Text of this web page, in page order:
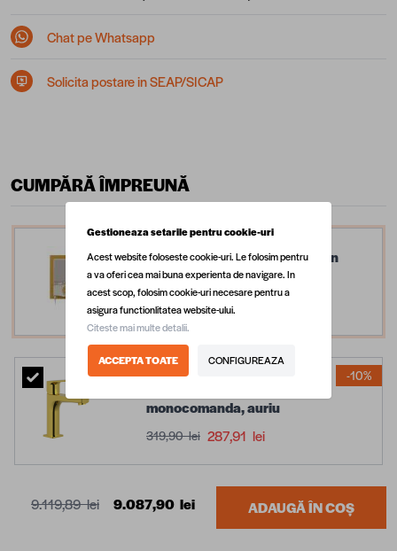
Chat pe Whatsapp
Solicita postare in SEAP/SICAP
CUMPĂRĂ ÎMPREUNĂ
Set mobilier baie Pierre Cardin
Louvre, 3 piese, alb, 145 cm
8.799,99 lei
monocomanda, auriu
319,90 lei 287,91 lei
-10%
9.119,89 lei 9.087,90 lei ADAUGĂ ÎN COȘ
Gestioneaza setarile pentru cookie-uri
Acest website foloseste cookie-uri. Le folosim pentru
a va oferi cea mai buna experienta de navigare. In
acest scop, folosim cookie-uri necesare pentru a
asigura functionlitatea website-ului.
Citeste mai multe detalii.
ACCEPTA TOATE CONFIGUREAZA